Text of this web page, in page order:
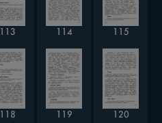
113 114 115
118 119 120